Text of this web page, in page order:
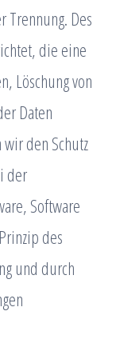
Trennung. Des
die eine
Löschung von
Daten
den Schutz
der
Software
des
und durch